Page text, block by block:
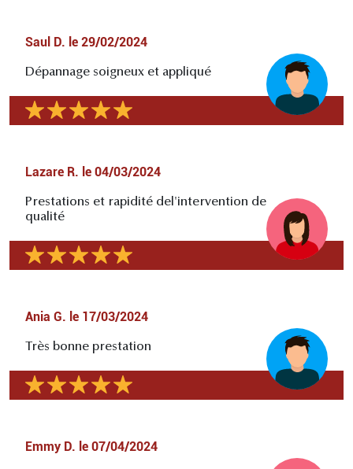
Saul D. le 29/02/2024
Dépannage soigneux et appliqué
Lazare R. le 04/03/2024
Prestations et rapidité del'intervention de
qualité
Ania G. le 17/03/2024
Très bonne prestation
Emmy D. le 07/04/2024